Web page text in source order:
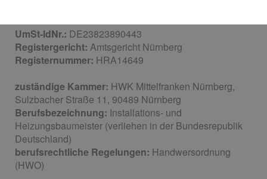
UmSt-IdNr.: DE23823890443
Registergericht: Amtsgericht Nürnberg
Registernummer: HRA14649
zuständige Kammer: HWK Mittelfranken Nürnberg,
Sulzbacher Straße 11, 90489 Nürnberg
Berufsbezeichnung: Installations- und
Heizungsbaumeister (verliehen in der Bundesrepublik
Deutschland)
berufsrechtliche Regelungen: Handwersordnung
(HWO)